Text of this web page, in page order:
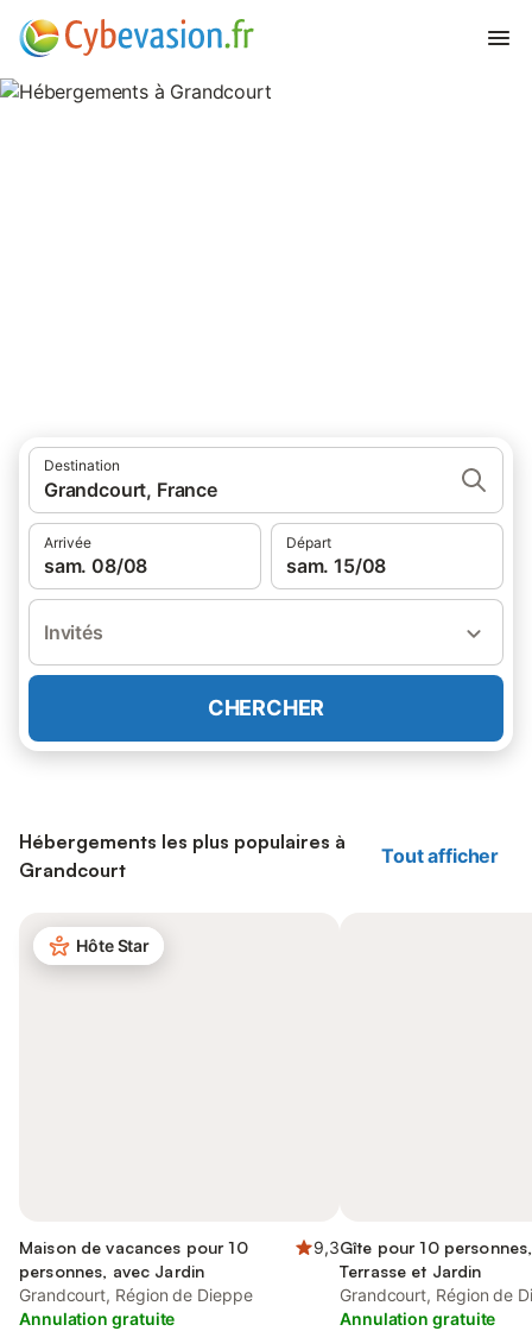
Destination
Grandcourt, France
Arrivée
sam. 08/08
Départ
sam. 15/08
Invités
CHERCHER
Hébergements les plus populaires à
Grandcourt
Tout afficher
Hôte Star
Maison de vacances pour 10
personnes, avec Jardin
9,3
Grandcourt, Région de Dieppe
Annulation gratuite
Gîte pour 10
Terrasse et Jardin
Grandcourt, Région de
Annulation gratuite